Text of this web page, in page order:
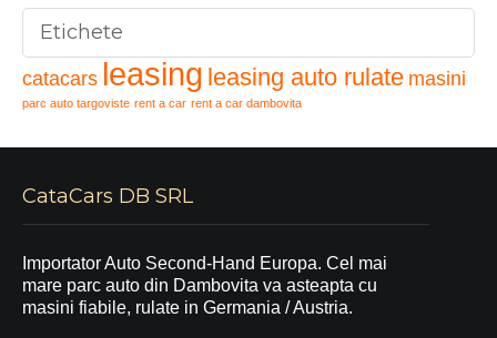
Etichete
catacars leasing leasing auto rulate masini
parc auto targoviste rent a car rent a car dambovita
CataCars DB SRL
Importator Auto Second-Hand Europa. Cel mai
mare parc auto din Dambovita va asteapta cu
masini fiabile, rulate in Germania / Austria.